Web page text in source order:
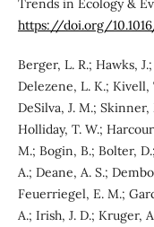
Trends in Ecology &
https://doi.org/
Berger, L. R.; Hawks,
Delezene, L. K.; Kivell,
DeSilva, J. M.;
Holliday, T. W.;
M.; Bogin, B.; Bolter,
A.; Deane, A. S.;
Feuerriegel, E. M.;
A.; Irish, J. D.; Kruger,